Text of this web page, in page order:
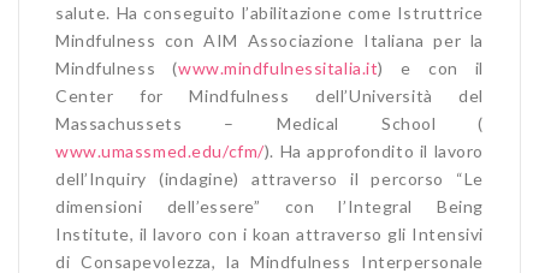
salute. Ha conseguito l’abilitazione come Istruttrice
Mindfulness con AIM Associazione Italiana per la
Mindfulness (www.mindfulnessitalia.it) e con il
Center for Mindfulness dell’Università del
Massachussets – Medical School (
www.umassmed.edu/cfm/). Ha approfondito il lavoro
dell’Inquiry (indagine) attraverso il percorso “Le
dimensioni dell’essere” con l’Integral Being
Institute, il lavoro con i koan attraverso gli Intensivi
di Consapevolezza, la Mindfulness Interpersonale